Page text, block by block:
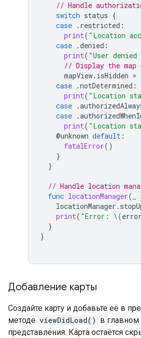
// Handle
switch status {
case . restricted :
print( "Location
case .denied :
print( "User
// Display the
mapView. isHidden =
case .notDetermined :
print( "Location
case .
case .
print( "Location
@unknown default :
fatalError()
}
}
// Handle location
func locationManager(
locationManager .
print( "Error: \(error
}
}
Добавление карты
Создайте карту и добавьте её в
методе viewDidLoad() в главном
представления. Карта остаётся